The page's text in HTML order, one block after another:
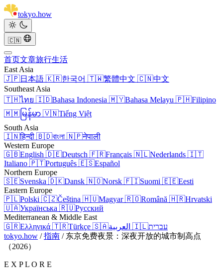
tokyo.how
🇨🇳
首页文章旅行生活
East Asia
🇯🇵日本語 🇰🇷한국어 🇹🇼繁體中文 🇨🇳中文
Southeast Asia
🇹🇭ไทย 🇮🇩Bahasa Indonesia 🇲🇾Bahasa Melayu 🇵🇭Filipino
🇲🇲 မြန်မာ 🇻🇳Tiếng Việt
South Asia
🇮🇳हिन्दी 🇧🇩বাংলা 🇳🇵नेपाली
Western Europe
🇬🇧English 🇩🇪Deutsch 🇫🇷Français 🇳🇱Nederlands 🇮🇹
Italiano 🇵🇹Português 🇪🇸Español
Northern Europe
🇸🇪Svenska 🇩🇰Dansk 🇳🇴Norsk 🇫🇮Suomi 🇪🇪Eesti
Eastern Europe
🇵🇱Polski 🇨🇿Čeština 🇭🇺Magyar🇷🇴Română 🇭🇷Hrvatski
🇺🇦Українська 🇷🇺Русский
Mediterranean & Middle East
🇬🇷Ελληνικά 🇹🇷Türkçe 🇸🇦 🇮🇱עברית
tokyo.how / 指南 / 东京免费夜景：深夜开放的城市制高点
（2026）
E X P L O R E